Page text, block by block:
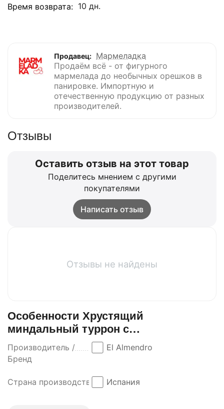
Время возврата: 10 дн.
Продавец: Мармеладка
Продаём всё - от фигурного
мармелада до необычных орешков в
панировке. Импортную и
отечественную продукцию от разных
производителей.
Отзывы
Оставить отзыв на этот товар
Поделитесь мнением с другими
покупателями
Написать отзыв
Отзывы не найдены
Особенности Хрустящий
миндальный туррон с
кунжутом/Turron Caramel 150g El
Almendro
Производитель /
Бренд
El Almendro
Страна производства Испания